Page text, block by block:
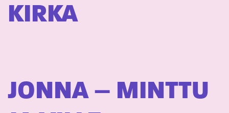
KIRKA
JONNA – MINTTU